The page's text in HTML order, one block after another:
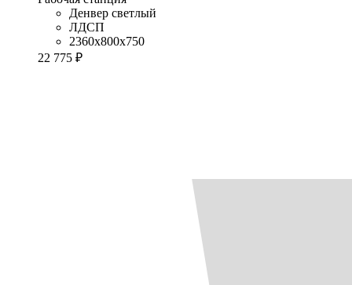
Денвер светлый
ЛДСП
2360x800x750
22 775 ₽